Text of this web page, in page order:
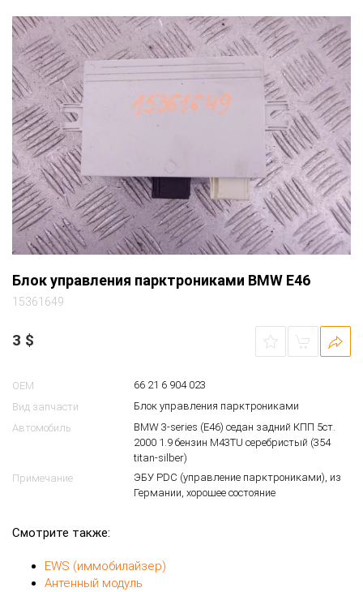
Блок управления парктрониками BMW E46
15361649
3 $
OEM
66 21 6 904 023
Вид запчасти
Блок управления парктрониками
Автомобиль
BMW 3-series (E46) седан задний КПП 5ст.
2000 1.9 бензин M43TU серебристый (354
titan-silber)
Примечание
ЭБУ PDC (управление парктрониками), из
Германии, хорошее состояние
Смотрите также:
EWS (иммобилайзер)
Антенный модуль